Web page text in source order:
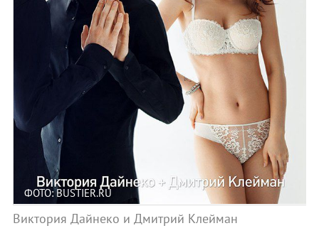
ФОТО: BUSTIER.RU
Виктория Дайнеко и Дмитрий Клейман